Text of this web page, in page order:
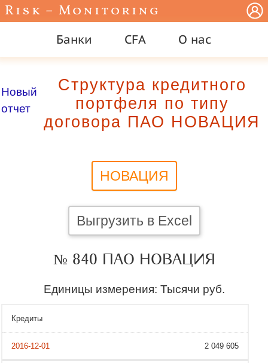
Risk – Monitoring
Банки CFA О нас
Новый
отчет
Структура кредитного
портфеля по типу
договора ПАО НОВАЦИЯ
НОВАЦИЯ
Выгрузить в Excel
№ 840 ПАО НОВАЦИЯ
Единицы измерения: Тысячи руб.
Кредиты
2 049 605